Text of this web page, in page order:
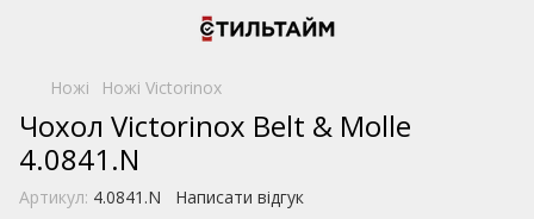
Ножі Ножі Victorinox
Чохол Victorinox Belt & Molle
4.0841.N
Артикул: 4.0841.N Написати відгук